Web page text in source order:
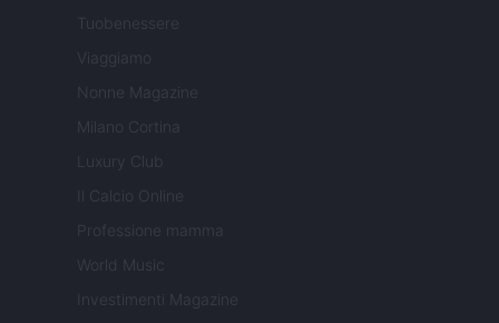
Tuobenessere
Viaggiamo
Nonne Magazine
Milano Cortina
Luxury Club
Il Calcio Online
Professione mamma
World Music
Investimenti Magazine